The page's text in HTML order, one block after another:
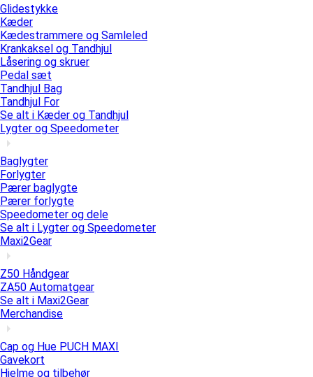
Glidestykke
Kæder
Kædestrammere og Samleled
Krankaksel og Tandhjul
Låsering og skruer
Pedal sæt
Tandhjul Bag
Tandhjul For
Se alt i Kæder og Tandhjul
Lygter og Speedometer
Baglygter
Forlygter
Pærer baglygte
Pærer forlygte
Speedometer og dele
Se alt i Lygter og Speedometer
Maxi2Gear
Z50 Håndgear
ZA50 Automatgear
Se alt i Maxi2Gear
Merchandise
Cap og Hue PUCH MAXI
Gavekort
Hjelme og tilbehør